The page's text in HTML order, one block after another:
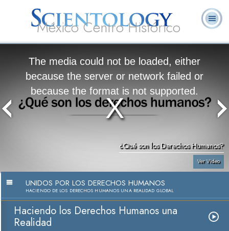
México Centro Histórico
The media could not be loaded, either
because the server or network failed or
because the format is not supported.
¿Qué son los Derechos Humanos?
Ver Video
UNIDOS POR LOS DERECHOS HUMANOS
HACIENDO DE LOS DERECHOS HUMANOS UNA REALIDAD GLOBAL
Haciendo los Derechos Humanos una
Realidad